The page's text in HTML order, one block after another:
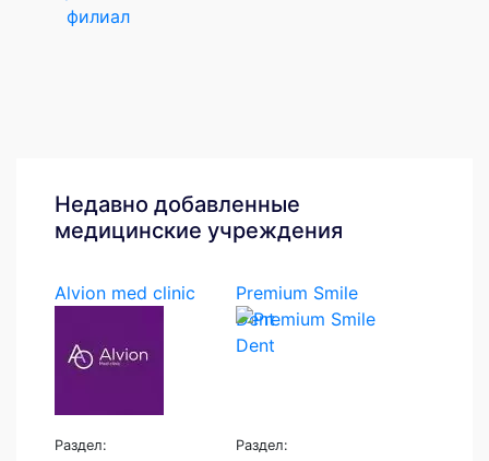
филиал
Недавно добавленные
медицинские учреждения
Alvion med clinic
Раздел:
Premium Smile
Dent
Раздел: